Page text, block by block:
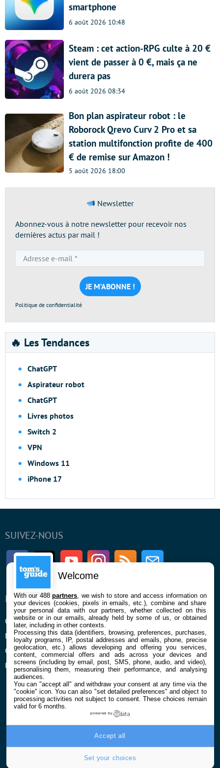
smartphone
6 août 2026 10:48
Steam : cet action-RPG culte à 20 €
vient de passer à 0 €, mais ça ne
durera pas
6 août 2026 08:34
Bon plan aspirateur robot : le
Roborock Qrevo Curv 2 Pro et sa
station multifonction profite de 400
€ de remise sur Amazon !
5 août 2026 18:00
Newsletter
Abonnez-vous à notre newsletter pour recevoir nos
dernières actus par mail !
e-
mail
*
Politique de confidentialité
🔥 Les Tendances
ChatGPT
Aspirateur robot
ChatGPT
Livres photos
Switch 2
VPN
Windows 11
iPhone 17
SUIVEZ-NOUS
FacebookTwitter Youtube InstagramRSS Newsletter
ENTREPRISE
Qui sommes nous
Mentions légales et CGU
Confidentialité et Cookies
Préférences cookies
À PROPOS
La rédaction
Contact
Welcome
With our 488partners , we wish to store and access information on
your devices (cookies, pixels in emails, etc.), combine and share
your personal data with our partners, whether collected on this
website or in our emails, already held by some of us, or obtained
later, including in other contexts.
Processing this data (identifiers, browsing, preferences, purchases,
loyalty programs, IP, postal addresses and emails, phone, precise
geolocation, etc.) allows developing and offering you services,
content, commercial offers and ads across your devices and
screens (including by email, post, SMS, phone, audio, and video),
personalising them, measuring their performance, and analysing
audiences.
You can "accept all" and withdraw your consent at any time via the
"cookie" icon. You can also "set detailed preferences" and object to
processing activities not subject to consent. These choices remain
valid for 6 months.
powered by
Set your choices
Accept all